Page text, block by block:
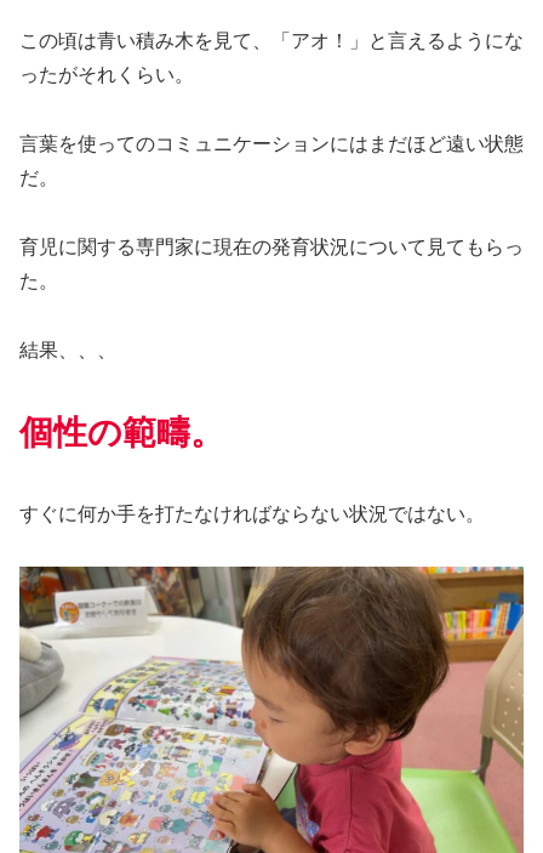
この頃は青い積み木を見て、「アオ！」と言えるようにな
ったがそれくらい。
言葉を使ってのコミュニケーションにはまだほど遠い状態
だ。
育児に関する専門家に現在の発育状況について見てもらっ
た。
結果、、、
個性の範疇。
すぐに何か手を打たなければならない状況ではない。